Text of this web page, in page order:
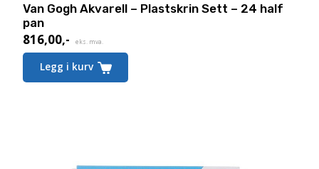
Van Gogh Akvarell – Plastskrin Sett – 24 half
pan
816,00,- eks. mva.
Legg i kurv